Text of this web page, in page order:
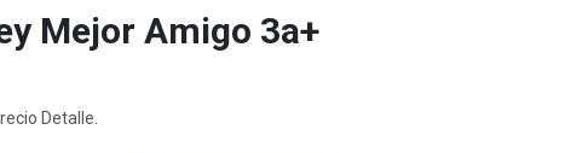
Mejor Amigo 3a+
Detalle.